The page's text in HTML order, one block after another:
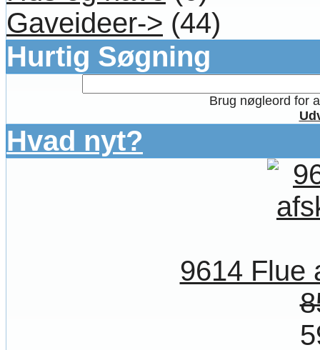
Gaveideer-> (44)
Hurtig Søgning
Brug nøgleord for
Hvad nyt?
9614 Flue